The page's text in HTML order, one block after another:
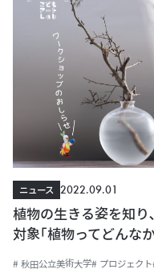
ニュース
2022.09.01
植物の生きる姿を知
対象｢植物ってどんな
# 秋田公立美術大学# プロジェクト